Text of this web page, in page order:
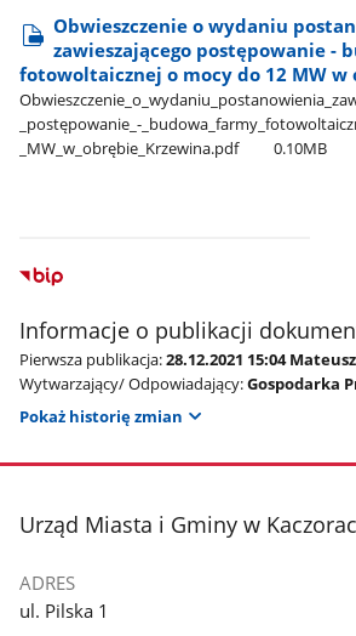
Obwieszczenie o wydaniu
zawieszającego postępowanie -
fotowoltaicznej o mocy do 12 MW w
_postępowanie​_-​
_MW​_w​_obrębie​_Krzewina.pdf
0.10MB
Informacje o publikacji
Pierwsza publikacja:28.12.2021 15:04
Wytwarzający/ Odpowiadający:Gospodarka
Pokaż historię zmian
stopka
Urząd Miasta i Gminy w
ADRES
ul. Pilska 1